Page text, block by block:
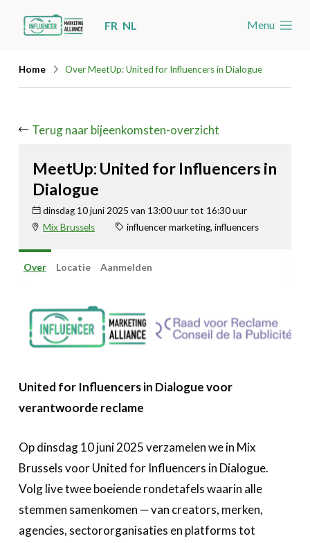
Jump
Jump
main
content
FR NL Menu
Home Over MeetUp: United for Influencers in Dialogue
Terug naar bijeenkomsten-overzicht
MeetUp: United for Influencers in
Dialogue
dinsdag 10 juni 2025 van 13:00 uur tot 16:30 uur
Mix Brussels
influencer marketing, influencers
Over Locatie Aanmelden
United for Influencers in Dialogue voor
verantwoorde reclame
Op dinsdag 10 juni 2025 verzamelen we in Mix
Brussels voor United for Influencers in Dialogue.
Volg live twee boeiende rondetafels waarin alle
stemmen samenkomen — van creators, merken,
agencies, sectororganisaties en platforms tot
Cases
Toolbox
Account
Zoeken